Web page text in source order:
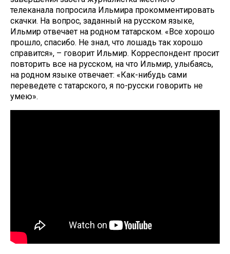
телеканала попросила Ильмира прокомментировать
скачки. На вопрос, заданный на русском языке,
Ильмир отвечает на родном татарском. «Все хорошо
прошло, спасибо. Не знал, что лошадь так хорошо
справится», – говорит Ильмир. Корреспондент просит
повторить все на русском, на что Ильмир, улыбаясь,
на родном языке отвечает: «Как-нибудь сами
переведете с татарского, я по-русски говорить не
умею».